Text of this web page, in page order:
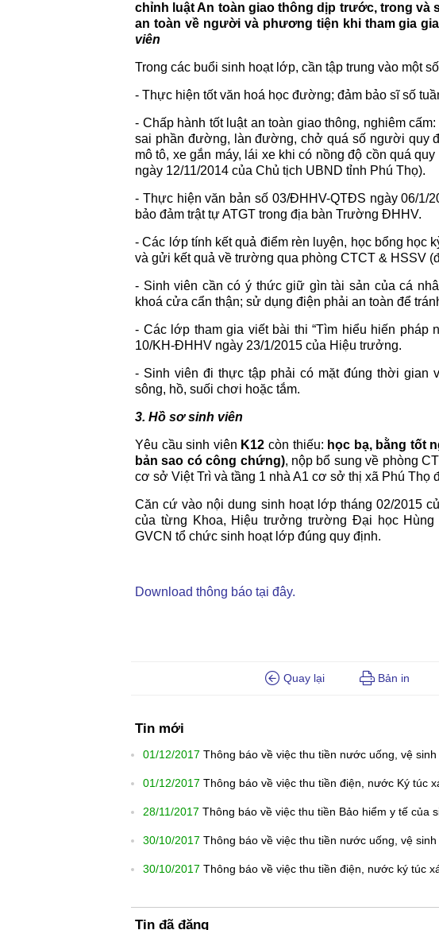
chỉnh luật An toàn giao thông dịp trước, trong và
an toàn về người và phương tiện khi tham gia
viên
Trong các buổi sinh hoạt lớp, cần tập trung vào một
- Thực hiện tốt văn hoá học đường; đảm bảo sĩ số
- Chấp hành tốt luật an toàn giao thông, nghiêm
sai phần đường, làn đường, chở quá số người quy
mô tô, xe gắn máy, lái xe khi có nồng độ cồn quá
ngày 12/11/2014 của Chủ tịch UBND tỉnh Phú Thọ).
- Thực hiện văn bản số 03/ĐHHV-QTĐS ngày 06/1/
bảo đảm trật tự ATGT trong địa bàn Trường ĐHHV.
- Các lớp tính kết quả điểm rèn luyện, học bổng học
và gửi kết quả về trường qua phòng CTCT & HSSV
- Sinh viên cần có ý thức giữ gìn tài sản của cá
khoá cửa cẩn thận; sử dụng điện phải an toàn để
- Các lớp tham gia viết bài thi “Tìm hiểu hiến pháp
10/KH-ĐHHV ngày 23/1/2015 của Hiệu trưởng.
- Sinh viên đi thực tập phải có mặt đúng thời gian
sông, hồ, suối chơi hoặc tắm.
3. Hồ sơ sinh viên
Yêu cầu sinh viên K12 còn thiếu: học bạ, bằng tốt
bản sao có công chứng), nộp bổ sung về phòng
cơ sở Việt Trì và tầng 1 nhà A1 cơ sở thị xã Phú Thọ
Căn cứ vào nội dung sinh hoạt lớp tháng 02/2015
của từng Khoa, Hiệu trưởng trường Đại học
GVCN tổ chức sinh hoạt lớp đúng quy định.
Download thông báo tại đây.
Quay lại Bản in
Tin mới
01/12/2017 Thông báo về việc thu tiền nước uống, vệ
01/12/2017 Thông báo về việc thu tiền điện, nước Ký túc
28/11/2017 Thông báo về việc thu tiền Bảo hiểm y tế của
30/10/2017 Thông báo về việc thu tiền nước uống, vệ
30/10/2017 Thông báo về việc thu tiền điện, nước ký túc
Tin đã đăng